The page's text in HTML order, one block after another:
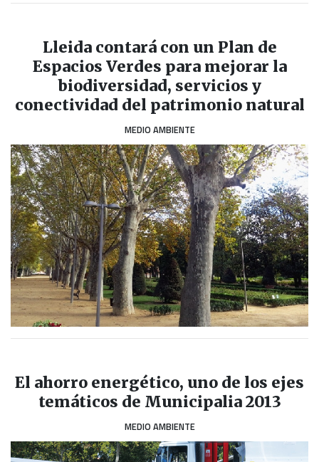
Lleida contará con un Plan de
Espacios Verdes para mejorar la
biodiversidad, servicios y
conectividad del patrimonio natural
MEDIO AMBIENTE
El ahorro energético, uno de los ejes
temáticos de Municipalia 2013
MEDIO AMBIENTE